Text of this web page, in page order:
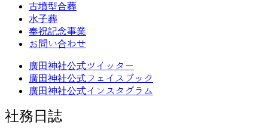
古墳型合葬
水子葬
奉祝記念事業
お問い合わせ
廣田神社公式ツイッター
廣田神社公式フェイスブック
廣田神社公式インスタグラム
社務日誌